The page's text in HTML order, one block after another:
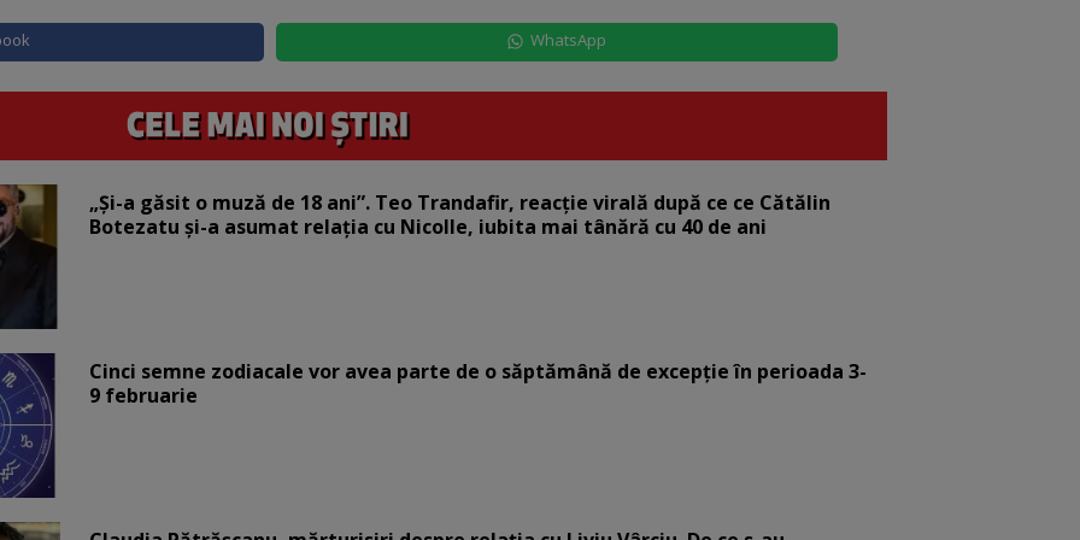
WhatsApp
„Și-a găsit o muză de 18 ani”. Teo Trandafir, reacție virală după ce ce Cătălin
Botezatu și-a asumat relația cu Nicolle, iubita mai tânără cu 40 de ani
Cinci semne zodiacale vor avea parte de o săptămână de excepție în perioada 3-
9 februarie